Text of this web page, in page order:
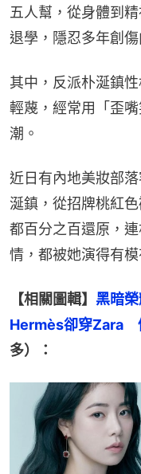
五人幫，從身體到
退學，隱忍多年創傷
其中，反派朴涎鎮
輕蔑，經常用「歪
潮。
近日有內地美妝部
涎鎮，從招牌桃紅
都百分之百還原，
情，都被她演得有模
【相關圖輯】 黑暗
Hermès卻穿Zara　
多）：